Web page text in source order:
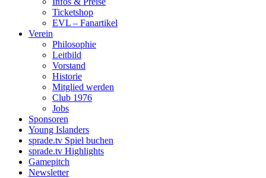
Ticketshop
EVL – Fanartikel
Verein
Philosophie
Leitbild
Vorstand
Historie
Mitglied werden
Club 1976
Jobs
Sponsoren
Young Islanders
sprade.tv Spiel buchen
sprade.tv Highlights
Gamepitch
Newsletter